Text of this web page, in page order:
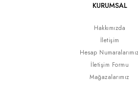
KURUMSAL
Hakkımızda
İletişim
Hesap Numaralarımız
İletişim Formu
Mağazalarımız